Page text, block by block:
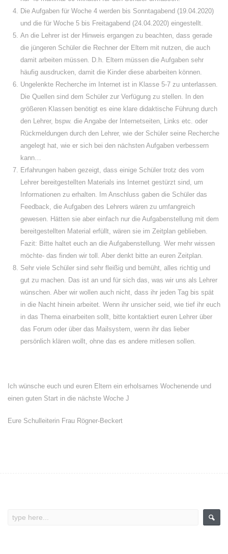
Die Aufgaben für Woche 4 werden bis Sonntagabend (19.04.2020)
und die für Woche 5 bis Freitagabend (24.04.2020) eingestellt.
An die Lehrer ist der Hinweis ergangen zu beachten, dass gerade
die jüngeren Schüler die Rechner der Eltern mit nutzen, die auch
damit arbeiten müssen. D.h. Eltern müssen die Aufgaben sehr
häufig ausdrucken, damit die Kinder diese abarbeiten können.
Ungelenkte Recherche im Internet ist in Klasse 5-7 zu unterlassen.
Die Quellen sind dem Schüler zur Verfügung zu stellen. In den
größeren Klassen benötigt es eine klare didaktische Führung durch
den Lehrer, bspw. die Angabe der Internetseiten, Links etc. oder
Rückmeldungen durch den Lehrer, wie der Schüler seine Recherche
angelegt hat, wie er sich bei den nächsten Aufgaben verbessern
kann…
Erfahrungen haben gezeigt, dass einige Schüler trotz des vom
Lehrer bereitgestellten Materials ins Internet gestürzt sind, um
Informationen zu erhalten. Im Anschluss gaben die Schüler das
Feedback, die Aufgaben des Lehrers wären zu umfangreich
gewesen. Hätten sie aber einfach nur die Aufgabenstellung mit dem
bereitgestellten Material erfüllt, wären sie im Zeitplan geblieben.
Fazit: Bitte haltet euch an die Aufgabenstellung. Wer mehr wissen
möchte- das finden wir toll. Aber denkt bitte an euren Zeitplan.
Sehr viele Schüler sind sehr fleißig und bemüht, alles richtig und
gut zu machen. Das ist an und für sich das, was wir uns als Lehrer
wünschen. Aber wir wollen auch nicht, dass ihr jeden Tag bis spät
in die Nacht hinein arbeitet. Wenn ihr unsicher seid, wie tief ihr euch
in das Thema einarbeiten sollt, bitte kontaktiert euren Lehrer über
das Forum oder über das Mailsystem, wenn ihr das lieber
persönlich klären wollt, ohne das es andere mitlesen sollen.
Ich wünsche euch und euren Eltern ein erholsames Wochenende und
einen guten Start in die nächste Woche J
Eure Schulleiterin Frau Rögner-Beckert